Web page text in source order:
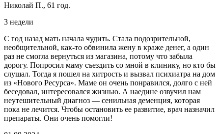
Николай П., 61 год.
3 недели
С год назад мать начала чудить. Стала подозрительной,
необщительной, как-то обвинила жену в краже денег, а один
раз не смогла вернуться из магазина, потому что забыла
дорогу. Попросил маму съездить со мной в клинику, но кто бы
слушал. Тогда я пошел на хитрость и вызвал психиатра на дом
из «Нового Ресурса». Маме он очень понравился, долго с ней
беседовал, интересовался жизнью. А наедине озвучил нам
неутешительный диагноз — сенильная деменция, которая
пока не лечится. Чтобы остановить ее развитие, врач назначил
препараты. Они очень помогли!